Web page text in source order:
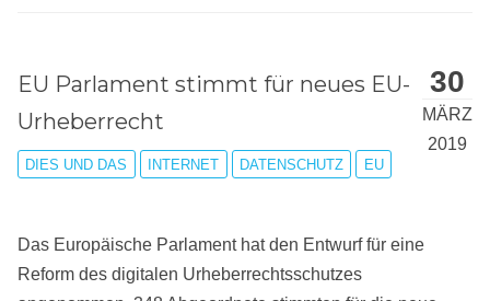
30
MÄRZ
2019
EU Parlament stimmt für neues EU-
Urheberrecht
DIES UND DAS INTERNET DATENSCHUTZ EU
Das Europäische Parlament hat den Entwurf für eine
Reform des digitalen Urheberrechtsschutzes